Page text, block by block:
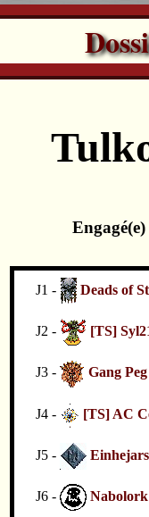
J1 - Deads of
J2 - [TS]
J3 - Gang
J4 - [TS] AC
J5 -
J6 - Nabolork